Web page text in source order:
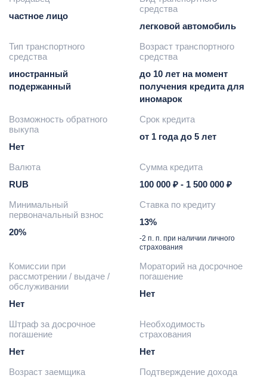
частное лицо
средства
легковой автомобиль
Тип транспортного
средства
иностранный
подержанный
Возраст транспортного
средства
до 10 лет на момент
получения кредита для
иномарок
Возможность обратного
выкупа
Нет
Срок кредита
от 1 года до 5 лет
Валюта
RUB
Сумма кредита
100 000 ₽ - 1 500 000 ₽
Минимальный
первоначальный взнос
20%
Ставка по кредиту
13%
-2 п. п. при наличии личного
страхования
Комиссии при
рассмотрении / выдаче /
обслуживании
Нет
Мораторий на досрочное
погашение
Нет
Штраф за досрочное
погашение
Нет
Необходимость
страхования
Нет
Возраст заемщика
Подтверждение дохода